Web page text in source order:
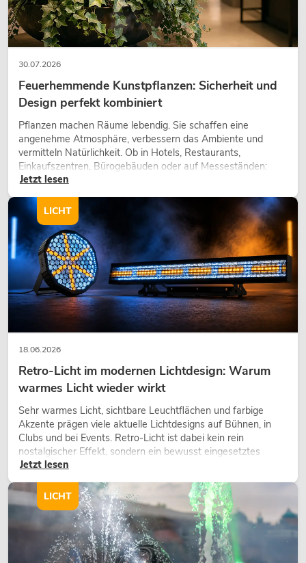
30.07.2026
Feuerhemmende Kunstpflanzen: Sicherheit und
Design perfekt kombiniert
Pflanzen machen Räume lebendig. Sie schaffen eine
angenehme Atmosphäre, verbessern das Ambiente und
vermitteln Natürlichkeit. Ob in Hotels, Restaurants,
Einkaufszentren, Bürogebäuden oder auf Messeständen:
eine hochwertige Begrünung gehört heute längst zum
Jetzt lesen
18.06.2026
Retro-Licht im modernen Lichtdesign: Warum
warmes Licht wieder wirkt
Sehr warmes Licht, sichtbare Leuchtflächen und farbige
Akzente prägen viele aktuelle Lichtdesigns auf Bühnen, in
Clubs und bei Events. Retro-Licht ist dabei kein rein
nostalgischer Effekt, sondern ein bewusst eingesetztes
Gestaltungsmittel: Es schafft Atmosphäre, gibt Szenen
wirken lassen.
Jetzt lesen
LICHT
LICHT